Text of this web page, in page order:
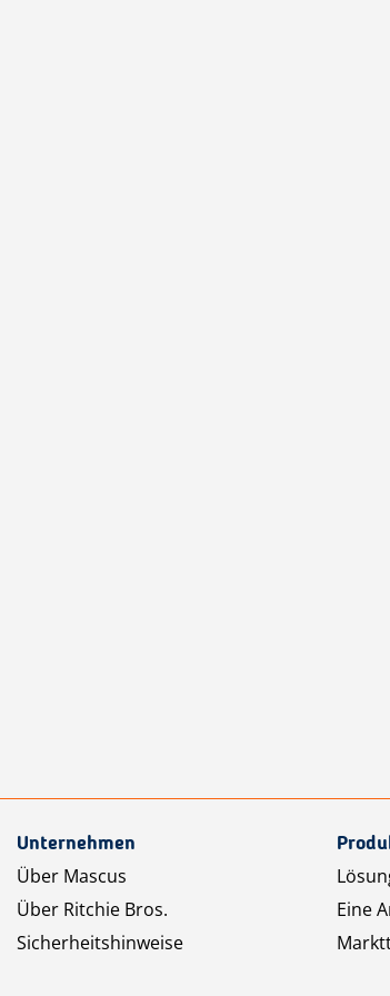
Unternehmen
Über Mascus
Über Ritchie Bros.
Sicherheitshinweise
Eine